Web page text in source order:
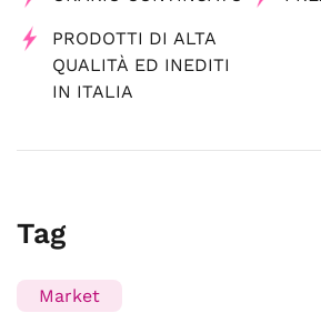
PRODOTTI DI ALTA
QUALITÀ ED INEDITI
IN ITALIA
Tag
Market